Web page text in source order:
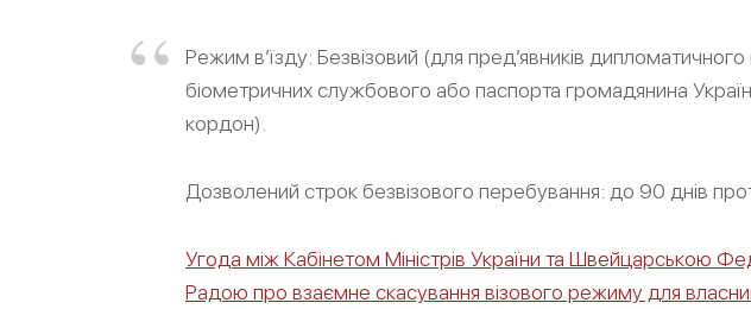
Режим в’їзду: Безвізовий (для пред’явників
біометричних службового або паспорта громадянина
кордон).
Дозволений строк безвізового перебування: до 90 днів
Угода між Кабінетом Міністрів України та Швейцарською
Радою про взаємне скасування візового режиму для